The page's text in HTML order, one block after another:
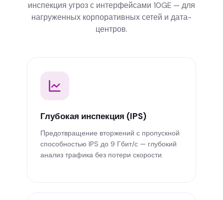
инспекция угроз с интерфейсами 10GE — для
нагруженных корпоративных сетей и дата-
центров.
Глубокая инспекция (IPS)
Предотвращение вторжений с пропускной
способностью IPS до 9 Гбит/с — глубокий
анализ трафика без потери скорости.